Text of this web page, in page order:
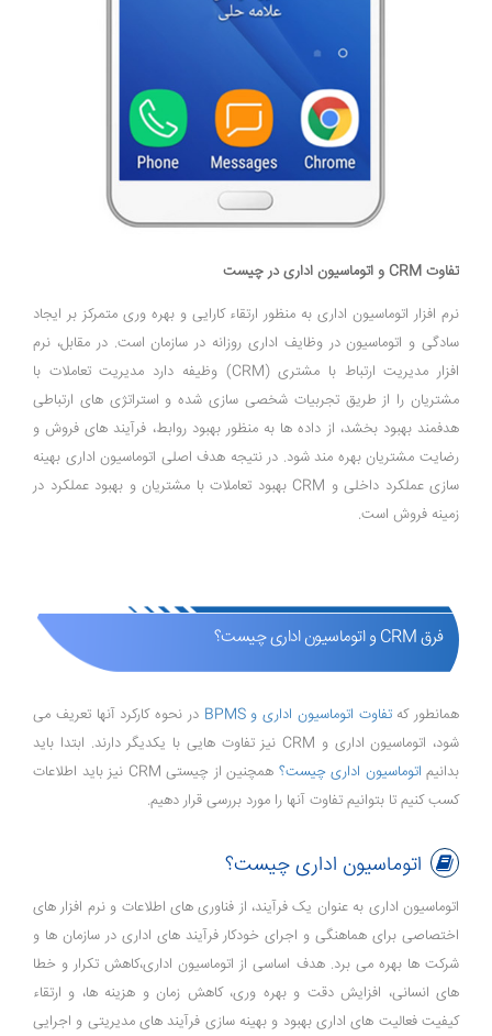
تفاوت CRM و اتوماسیون اداری در چیست
نرم ‌افزار اتوماسیون اداری به منظور ارتقاء کارایی و بهره ‌وری متمرکز بر ایجاد
سادگی و اتوماسیون در وظایف اداری روزانه در سازمان است. در مقابل، نرم
‌افزار مدیریت ارتباط با مشتری (CRM) وظیفه دارد مدیریت تعاملات با
مشتریان را از طریق تجربیات شخصی ‌سازی ‌شده و استراتژی ‌های ارتباطی
هدفمند بهبود بخشد، از داده ‌ها به منظور بهبود روابط، فرآیند های فروش و
رضایت مشتریان بهره‌ مند شود. در نتیجه هدف اصلی اتوماسیون اداری بهینه
‌سازی عملکرد داخلی و CRM بهبود تعاملات با مشتریان و بهبود عملکرد در
زمینه فروش است.
فرق CRM و اتوماسیون اداری چیست؟
همانطور کهتفاوت اتوماسیون اداری و BPMS
در نحوه کارکرد آنها تعریف می
شود، اتوماسیون اداری و CRM نیز تفاوت هایی با یکدیگر دارند. ابتدا باید
بدانیم اتوماسیون اداری چیست؟
همچنین از چیستی CRM نیز باید اطلاعات
کسب کنیم تا بتوانیم تفاوت آنها را مورد بررسی قرار دهیم.
اتوماسیون اداری چیست؟
اتوماسیون اداری به عنوان یک فرآیند، از فناوری ‌های اطلاعات و نرم ‌افزار های
اختصاصی برای هماهنگی و اجرای خودکار فرآیند های اداری در سازمان‌ ها و
شرکت ‌ها بهره می ‌برد. هدف اساسی از اتوماسیون اداری،کاهش تکرار و خطا
های انسانی، افزایش دقت و بهره ‌وری، کاهش زمان و هزینه ‌ها، و ارتقاء
کیفیت فعالیت‌ های اداری بهبود و بهینه ‌سازی فرآیند های مدیریتی و اجرایی